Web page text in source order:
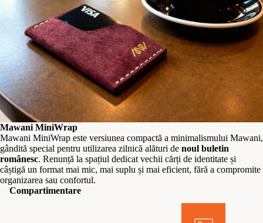
Mawani MiniWrap
Mawani MiniWrap este versiunea compactă a minimalismului Mawani,
gândită special pentru utilizarea zilnică alături de noul buletin
românesc. Renunță la spațiul dedicat vechii cărți de identitate și
câștigă un format mai mic, mai suplu și mai eficient, fără a compromite
organizarea sau confortul.
Compartimentare